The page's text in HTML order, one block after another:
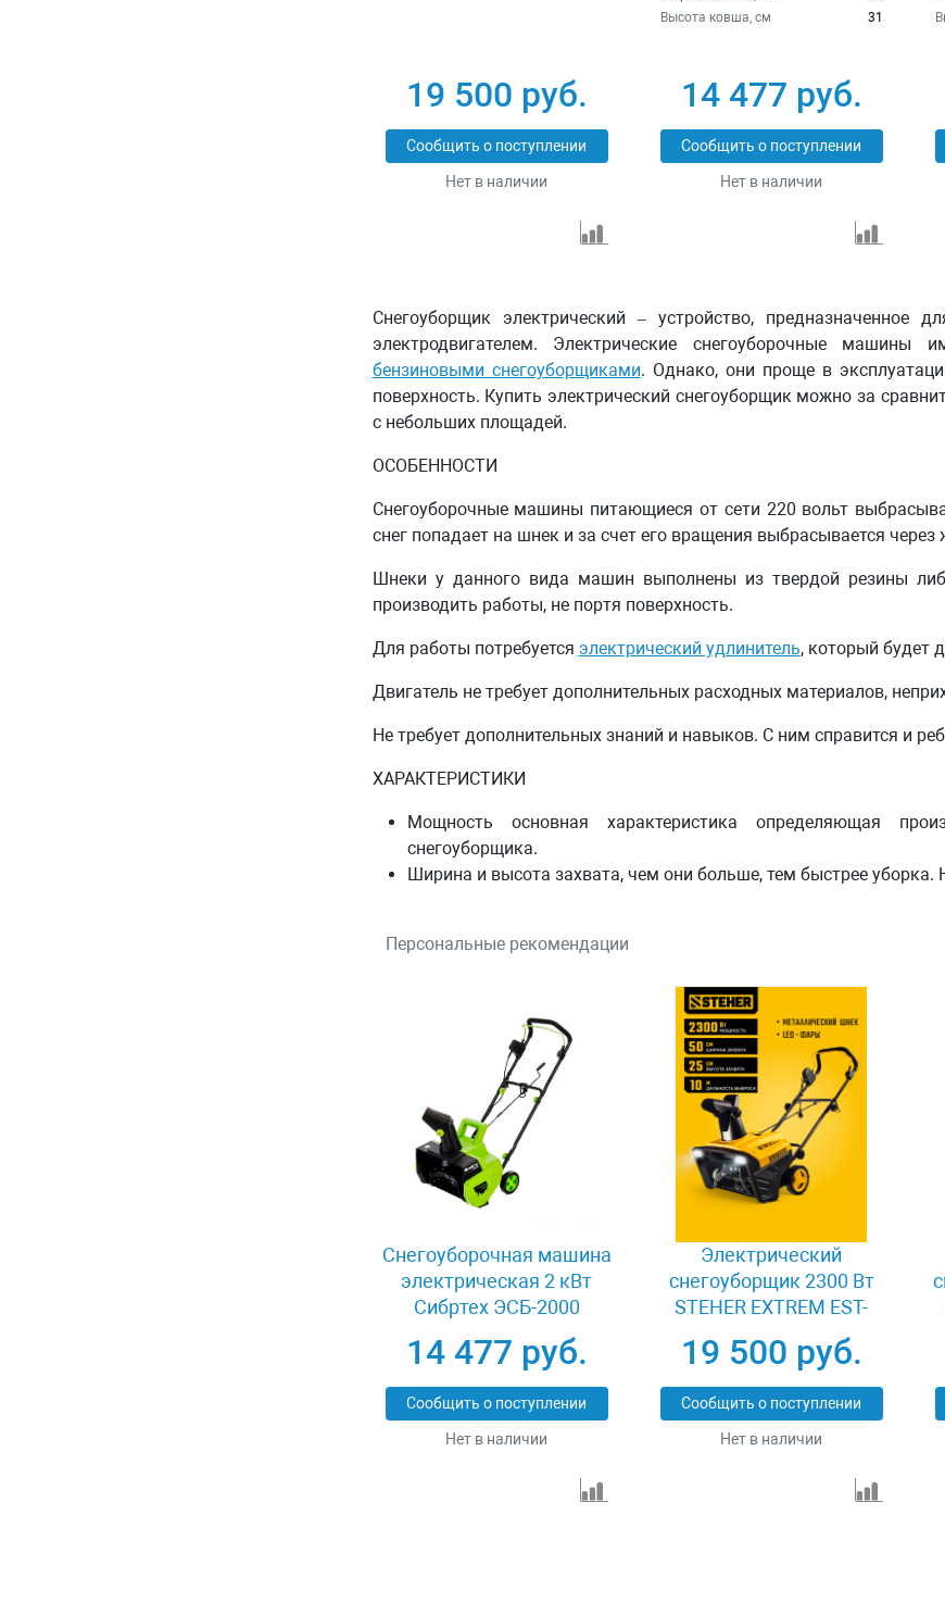
19 500 руб.
Сообщить о поступлении
Нет в наличии
Высота ковша, см
31
14 477 руб.
Сообщить о поступлении
Нет в наличии
Снегоуборщик электрический – устройство, предназначенное
электродвигателем. Электрические снегоуборочные
бензиновыми снегоуборщиками. Однако, они проще в
поверхность. Купить электрический снегоуборщик можно за
с небольших площадей.
ОСОБЕННОСТИ
Снегоуборочные машины питающиеся от сети 220 вольт
снег попадает на шнек и за счет его вращения выбрасывается
Шнеки у данного вида машин выполнены из твердой резины
производить работы, не портя поверхность.
Для работы потребуется электрический удлинитель, который будет
Двигатель не требует дополнительных расходных материалов,
Не требует дополнительных знаний и навыков. С ним справится и
ХАРАКТЕРИСТИКИ
Мощность основная характеристика определяющая
снегоуборщика.
Ширина и высота захвата, чем они больше, тем быстрее уборка.
Персональные рекомендации
Снегоуборочная машина
электрическая 2 кВт
Сибртех ЭСБ-2000
14 477 руб.
Сообщить о поступлении
Нет в наличии
Электрический
снегоуборщик 2300 Вт
STEHER EXTREM EST-
19 500 руб.
Сообщить о поступлении
Нет в наличии